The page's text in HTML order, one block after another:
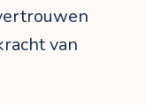
van